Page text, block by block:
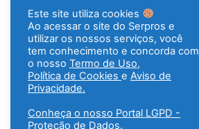
Este site utiliza cookies
Ao acessar o site do Serpros e
utilizar os nossos serviços, você
tem conhecimento e concorda com
o nosso Termo de Uso,
Política de Cookies e Aviso de
Privacidade.
Conheça o nosso Portal LGPD -
Proteção de Dados.